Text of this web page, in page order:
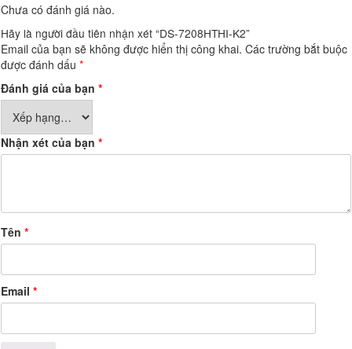
Chưa có đánh giá nào.
Hãy là người đầu tiên nhận xét “DS-7208HTHI-K2”
Email của bạn sẽ không được hiển thị công khai. Các trường bắt buộc
được đánh dấu *
Đánh giá của bạn *
Nhận xét của bạn *
Tên *
Email *